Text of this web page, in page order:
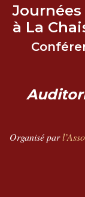
Journées
à La
Organisé par